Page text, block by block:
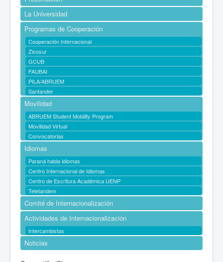
La Universidad
Programas de Cooperación
Cooperación Internacional
Zicosur
GCUB
FAUBAI
PILA/ABRUEM
Santander
Movilidad
ABRUEM Student Mobility Program
Movilidad Virtual
Convocatorias
Idiomas
Paraná habla idiomas
Centro Internacional de Idiomas
Centro de Escritura Académica UENP
Teletandem
Comité de Internacionalización
Actividades de Internacionalización
Intercambistas
Noticias